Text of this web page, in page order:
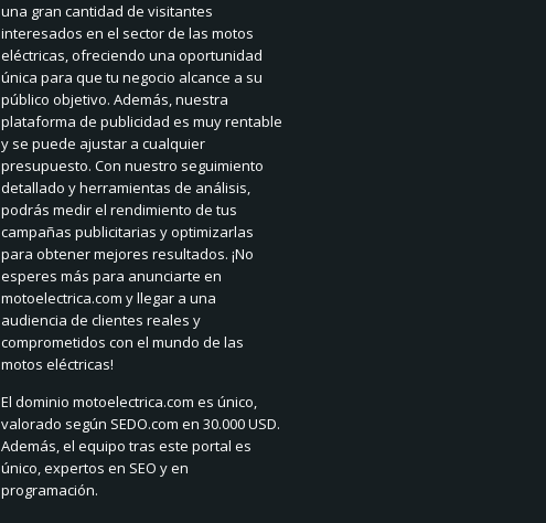
una gran cantidad de visitantes
interesados en el sector de las motos
eléctricas, ofreciendo una oportunidad
única para que tu negocio alcance a su
público objetivo. Además, nuestra
plataforma de publicidad es muy rentable
y se puede ajustar a cualquier
presupuesto. Con nuestro seguimiento
detallado y herramientas de análisis,
podrás medir el rendimiento de tus
campañas publicitarias y optimizarlas
para obtener mejores resultados. ¡No
esperes más para anunciarte en
motoelectrica.com y llegar a una
audiencia de clientes reales y
comprometidos con el mundo de las
motos eléctricas!
El dominio motoelectrica.com es único,
valorado según SEDO.com en 30.000 USD.
Además, el equipo tras este portal es
único, expertos en SEO y en
programación.